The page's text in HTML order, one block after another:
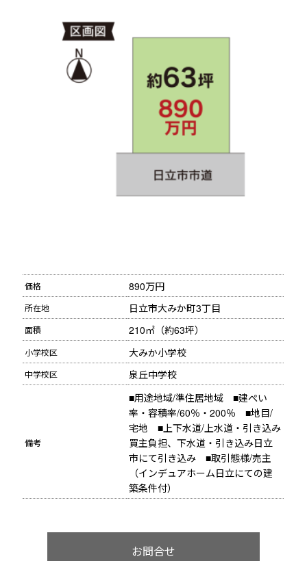
価格 890万円
所在地 日立市大みか町3丁目
面積 210㎡（約63坪）
小学校区 大みか小学校
中学校区 泉丘中学校
備考
■用途地域/準住居地域　■建ぺい
率・容積率/60％・200％　■地目/
宅地　■上下水道/上水道・引き込み
買主負担、下水道・引き込み日立
市にて引き込み　■取引態様/売主
（インデュアホーム日立にての建
築条件付）
お問合せ